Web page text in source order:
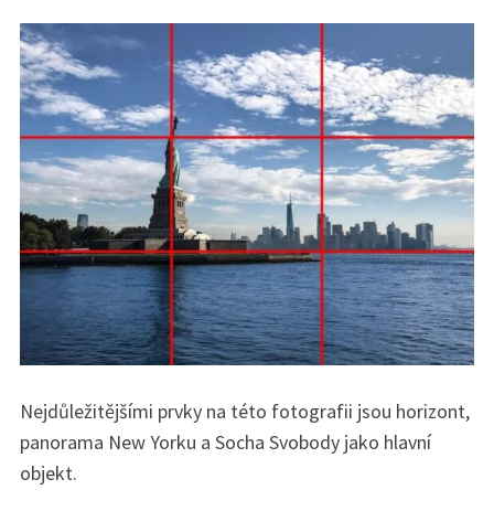
Nejdůležitějšími prvky na této fotografii jsou horizont,
panorama New Yorku a Socha Svobody jako hlavní
objekt.